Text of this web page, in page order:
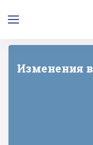
Изменения